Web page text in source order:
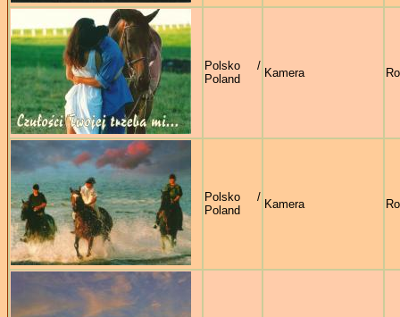
Polsko /
Poland
Kamera
Polsko /
Poland
Kamera